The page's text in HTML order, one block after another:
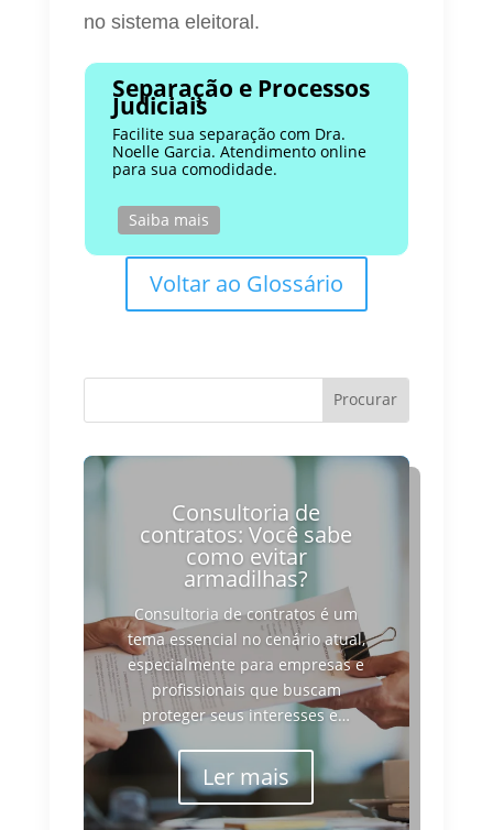
no sistema eleitoral.
Separação e Processos
Judiciais
Facilite sua separação com Dra.
Noelle Garcia. Atendimento online
para sua comodidade.
Saiba mais
Voltar ao Glossário
Consultoria de
contratos: Você sabe
como evitar
armadilhas?
Consultoria de contratos é um
tema essencial no cenário atual,
especialmente para empresas e
profissionais que buscam
proteger seus interesses e…
Ler mais